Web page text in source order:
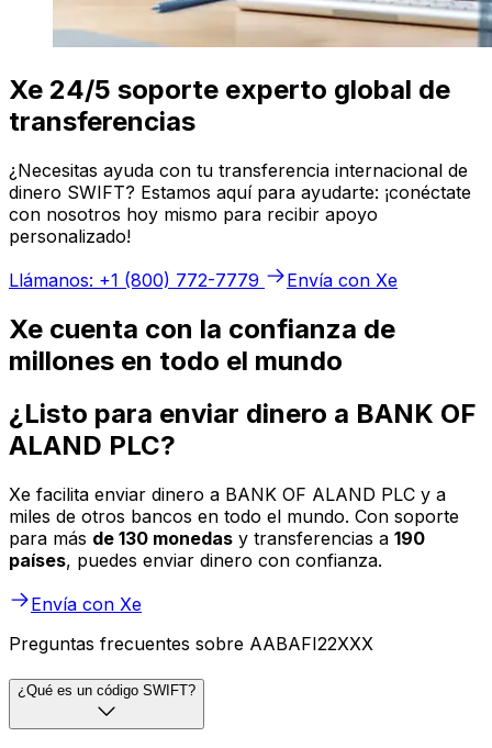
Xe 24/5 soporte experto global de
transferencias
¿Necesitas ayuda con tu transferencia internacional de
dinero SWIFT? Estamos aquí para ayudarte: ¡conéctate
con nosotros hoy mismo para recibir apoyo
personalizado!
Llámanos: +1 (800) 772-7779
Envía con Xe
Xe cuenta con la confianza de
millones en todo el mundo
¿Listo para enviar dinero a BANK OF
ALAND PLC?
Xe facilita enviar dinero a BANK OF ALAND PLC y a
miles de otros bancos en todo el mundo. Con soporte
para más de 130 monedas y transferencias a 190
países, puedes enviar dinero con confianza.
Envía con Xe
Preguntas frecuentes sobre AABAFI22XXX
¿Qué es un código SWIFT?